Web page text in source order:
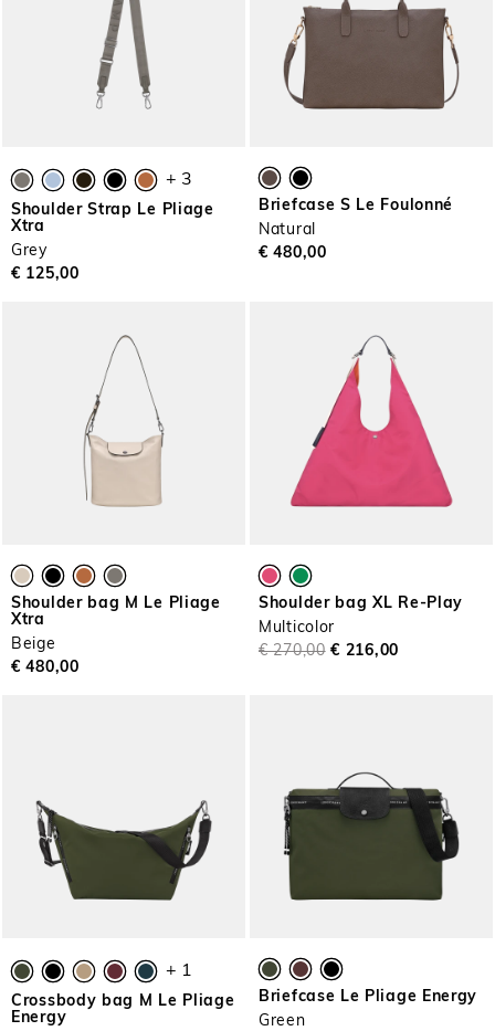
+ 3
Shoulder Strap Le Pliage
Xtra
Grey
€ 125,00
Briefcase S Le Foulonné
Natural
€ 480,00
Shoulder bag M Le Pliage
Xtra
Beige
€ 480,00
Shoulder bag XL Re-Play
Multicolor
€ 270,00 € 216,00
+ 1
Crossbody bag M Le Pliage
Energy
Briefcase Le Pliage Energy
Green